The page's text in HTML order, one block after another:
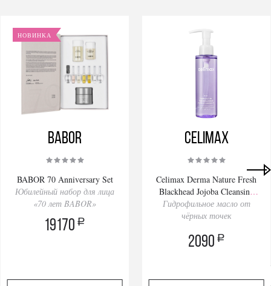
НОВИНКА
BABOR
BABOR 70 Anniversary Set
Юбилейный набор для лица
«70 лет BABOR»
19170 a
Celimax
Celimax Derma Nature Fresh
Blackhead Jojoba Cleansing
Oil 150ml
Гидрофильное масло от
чёрных точек
2090 a